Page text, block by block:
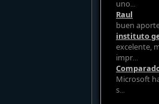
uno...
Raul
buen
instituto
excelente,
impr...
Microsoft
s...